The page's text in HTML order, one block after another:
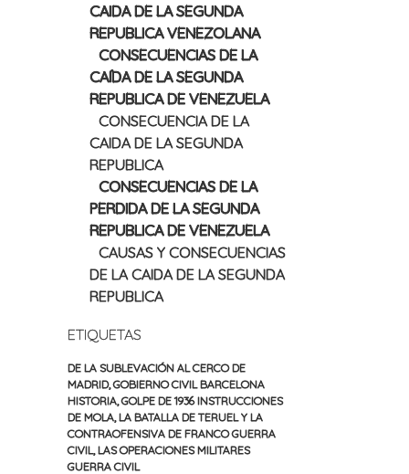
CAIDA DE LA SEGUNDA
REPUBLICA VENEZOLANA
CONSECUENCIAS DE LA
CAÍDA DE LA SEGUNDA
REPUBLICA DE VENEZUELA
CONSECUENCIA DE LA
CAIDA DE LA SEGUNDA
REPUBLICA
CONSECUENCIAS DE LA
PERDIDA DE LA SEGUNDA
REPUBLICA DE VENEZUELA
CAUSAS Y CONSECUENCIAS
DE LA CAIDA DE LA SEGUNDA
REPUBLICA
ETIQUETAS
DE LA SUBLEVACIÓN AL CERCO DE
MADRID,GOBIERNO CIVIL BARCELONA
HISTORIA ,GOLPE DE 1936 INSTRUCCIONES
DE MOLA LA BATALLA DE TERUEL Y LA
CONTRAOFENSIVA DE FRANCO GUERRA
CIVIL LAS OPERACIONES MILITARES
GUERRA CIVIL